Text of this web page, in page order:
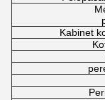
Kabinet